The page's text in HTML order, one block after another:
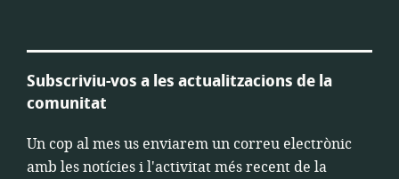
Subscriviu-vos a les actualitzacions de la
comunitat
Un cop al mes us enviarem un correu electrònic
amb les notícies i l'activitat més recent de la